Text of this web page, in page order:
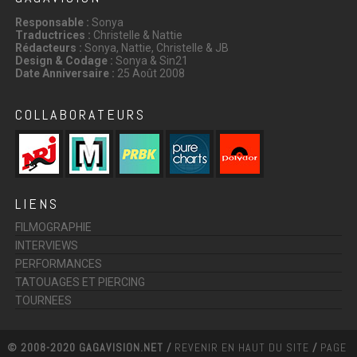
Responsable : Sonya
Traductrices : Christelle & Nattie
Rédacteurs : Sonya, Nattie, Christelle & JB
Design & Codage : Sonya & Sin21
Date Anniversaire : 25 Août 2008
COLLABORATEURS
LIENS
FILMOGRAPHIE
INTERVIEWS
PERFORMANCES
TATOUAGES ET PIERCING
TOURNEES
© 2008-2020 GAGAVISION.NET / REVENIR EN HAUT DU SITE / PAGE